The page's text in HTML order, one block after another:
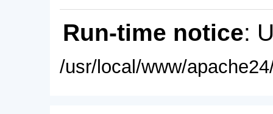
Run-time notice:
/usr/local/www/